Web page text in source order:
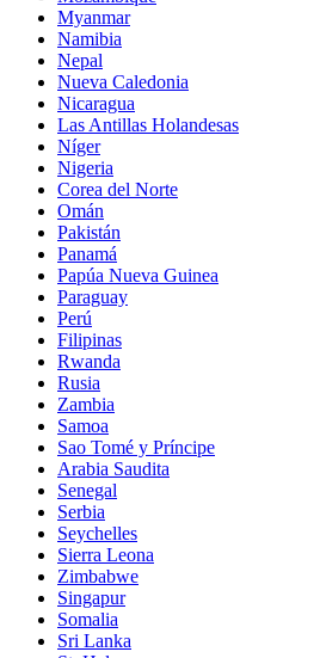
Myanmar
Namibia
Nepal
Nueva Caledonia
Nicaragua
Las Antillas Holandesas
Níger
Nigeria
Corea del Norte
Omán
Pakistán
Panamá
Papúa Nueva Guinea
Paraguay
Perú
Filipinas
Rwanda
Rusia
Zambia
Samoa
Sao Tomé y Príncipe
Arabia Saudita
Senegal
Serbia
Seychelles
Sierra Leona
Zimbabwe
Singapur
Somalia
Sri Lanka